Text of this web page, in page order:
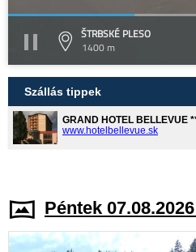
ŠTRBSKÉ PLESO
1400 m
Szállás tippek
GRAND HOTEL BELLEVUE
www.hotelbellevue.sk
Péntek